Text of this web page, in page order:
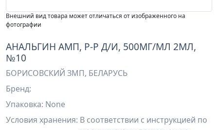
Внешний вид товара может отличаться от изображенного на
фотографии
АНАЛЬГИН АМП, Р-Р Д/И, 500МГ/МЛ 2МЛ,
№10
БОРИСОВСКИЙ ЗМП, БЕЛАРУСЬ
Бренд:
Упаковка: None
Условия хранения: В соответствии с инструкцией по